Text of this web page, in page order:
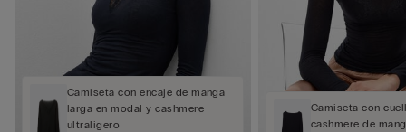
Camiseta con encaje de manga
larga en modal y cashmere
ultraligero
Camiseta con
cashmere de